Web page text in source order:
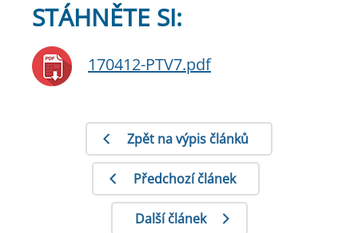
STÁHNĚTE SI:
170412-PTV7.pdf
Zpět na výpis článků
Předchozí článek
Další článek